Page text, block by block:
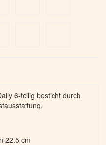
6-teilig besticht durch
22.5 cm